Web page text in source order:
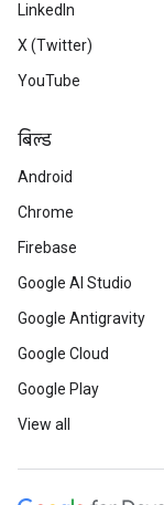
LinkedIn
X (Twitter)
YouTube
बिल्ड
Android
Chrome
Firebase
Google AI Studio
Google Antigravity
Google Cloud
Google Play
View all